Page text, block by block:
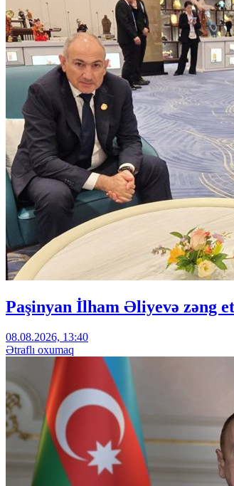
Paşinyan İlham Əliyevə zəng
08.08.2026, 13:40
Ətraflı oxumaq